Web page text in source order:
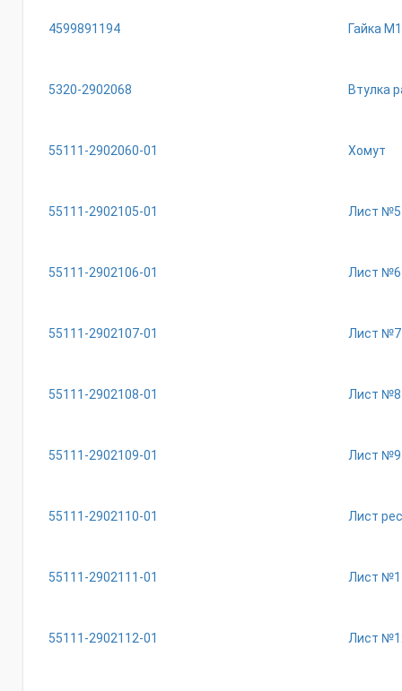
4599891194 Гайка
5320-2902068 Втулка
55111-2902060-01 Хомут
55111-2902105-01 Лист №5
55111-2902106-01 Лист №6
55111-2902107-01 Лист №7
55111-2902108-01 Лист №8
55111-2902109-01 Лист №9
55111-2902110-01 Лист
55111-2902111-01 Лист
55111-2902112-01 Лист